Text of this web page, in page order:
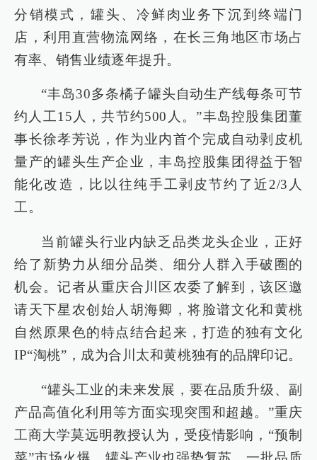
分销模式，罐头、冷鲜肉业务下沉到终端门
店，利用直营物流网络，在长三角地区市场占
有率、销售业绩逐年提升。
“丰岛30多条橘子罐头自动生产线每条可节
约人工15人，共节约500人。”丰岛控股集团董
事长徐孝芳说，作为业内首个完成自动剥皮机
量产的罐头生产企业，丰岛控股集团得益于智
能化改造，比以往纯手工剥皮节约了近2/3人
工。
当前罐头行业内缺乏品类龙头企业，正好
给了新势力从细分品类、细分人群入手破圈的
机会。记者从重庆合川区农委了解到，该区邀
请天下星农创始人胡海卿，将脸谱文化和黄桃
自然原果色的特点结合起来，打造的独有文化
IP“淘桃”，成为合川太和黄桃独有的品牌印记。
“罐头工业的未来发展，要在品质升级、副
产品高值化利用等方面实现突围和超越。”重庆
工商大学莫远明教授认为，受疫情影响，“预制